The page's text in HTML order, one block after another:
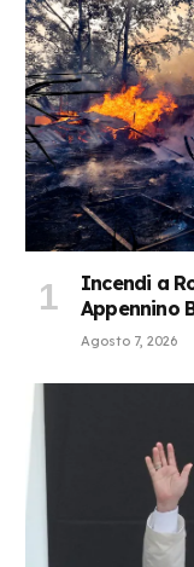
Incendi a
Appennino
Agosto 7, 2026